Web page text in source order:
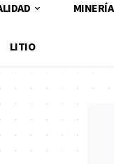
MINERÍA
LITIO